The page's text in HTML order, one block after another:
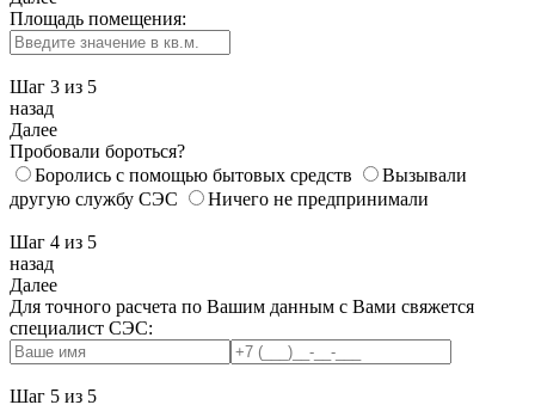
Площадь помещения:
Шаг 3 из 5
назад
Далее
Пробовали бороться?
Боролись с помощью бытовых средств
Вызывали
другую службу СЭС
Ничего не предпринимали
Шаг 4 из 5
назад
Далее
Для точного расчета по Вашим данным с Вами свяжется
специалист СЭС:
Шаг 5 из 5